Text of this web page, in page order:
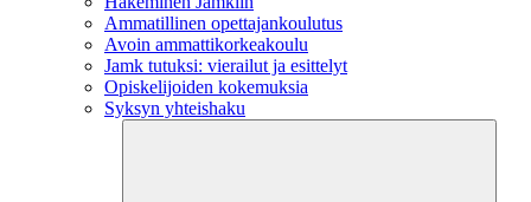
Ammatillinen opettajankoulutus
Avoin ammattikorkeakoulu
Jamk tutuksi: vierailut ja esittelyt
Opiskelijoiden kokemuksia
Syksyn yhteishaku